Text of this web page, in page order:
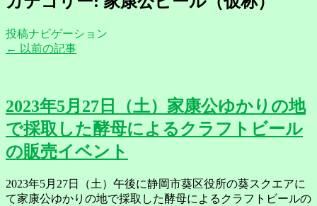
投稿ナビゲーション
← 以前の記事
2023年5月27日（土）家康公ゆかりの地
で採取した酵母によるクラフトビール
の販売イベント
2023年5月27日（土）午後に静岡市葵区役所の葵スクエアに
て家康公ゆかりの地で採取した酵母によるクラフトビールの